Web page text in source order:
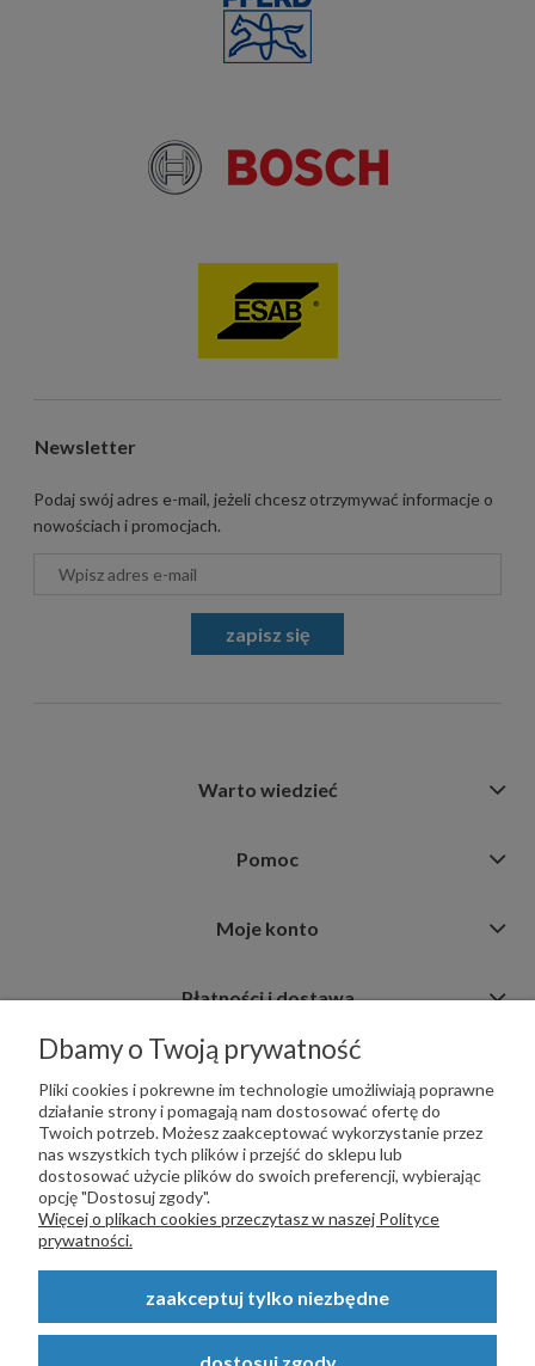
Newsletter
Podaj swój adres e-mail, jeżeli chcesz otrzymywać informacje o
nowościach i promocjach.
zapisz się
Warto wiedzieć
Pomoc
Moje konto
Płatności i dostawa
Informacje
PŁATNOŚCI OBSŁUGUJE:
Copyright © 2023STALSKLEP.PL- Akcesoria do bram i ogrodzeń -
Dbamy o Twoją prywatność
Pliki cookies i pokrewne im technologie umożliwiają poprawne
działanie strony i pomagają nam dostosować ofertę do
Twoich potrzeb. Możesz zaakceptować wykorzystanie przez
nas wszystkich tych plików i przejść do sklepu lub
dostosować użycie plików do swoich preferencji, wybierając
opcję "Dostosuj zgody".
Więcej o plikach cookies przeczytasz w naszej Polityce
prywatności.
zaakceptuj tylko niezbędne
dostosuj zgody